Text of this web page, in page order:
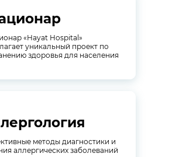
«Hayat Hospital»
уникальный проект по
здоровья для населения
уникальный проект по
здоровья для населения
методы диагностики и
аллергических заболеваний
методы диагностики и
аллергических заболеваний